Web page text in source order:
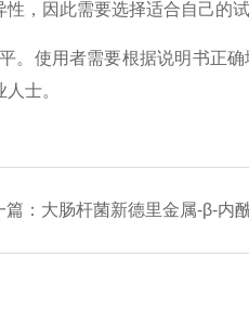
，因此需要选择适合自己的试
使用者需要根据说明书正确
士。
： 大肠杆菌新德里金属-β-内酰胺酶5(NDM-5)